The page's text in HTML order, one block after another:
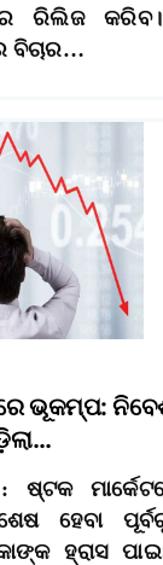
ରିଲିଜ
ବିଚାର…
ଭୂକମ୍ପ:
ଷ୍ଟକ
ହେବା
ହ୍ରାସ